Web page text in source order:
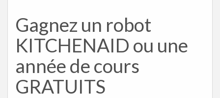
Gagnez un robot
KITCHENAID ou une
année de cours
GRATUITS